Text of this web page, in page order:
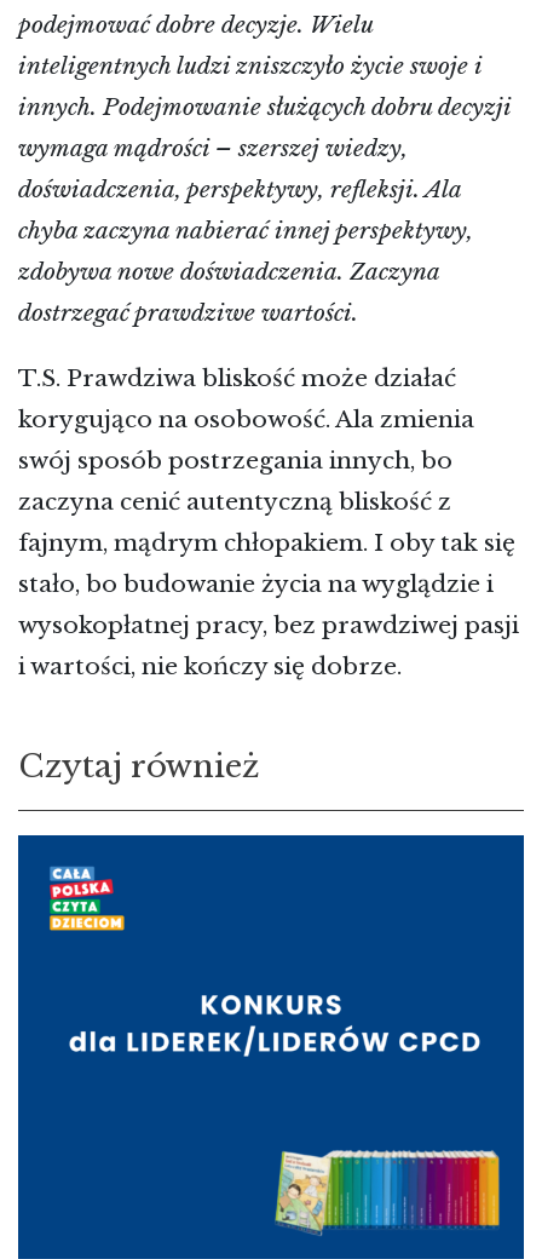
podejmować dobre decyzje. Wielu
inteligentnych ludzi zniszczyło życie swoje i
innych. Podejmowanie służących dobru decyzji
wymaga mądrości – szerszej wiedzy,
doświadczenia, perspektywy, refleksji. Ala
chyba zaczyna nabierać innej perspektywy,
zdobywa nowe doświadczenia. Zaczyna
dostrzegać prawdziwe wartości.
T.S. Prawdziwa bliskość może działać
korygująco na osobowość. Ala zmienia
swój sposób postrzegania innych, bo
zaczyna cenić autentyczną bliskość z
fajnym, mądrym chłopakiem. I oby tak się
stało, bo budowanie życia na wyglądzie i
wysokopłatnej pracy, bez prawdziwej pasji
i wartości, nie kończy się dobrze.
Czytaj również